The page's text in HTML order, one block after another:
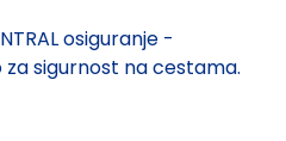
osiguranje -
sigurnost na cestama.